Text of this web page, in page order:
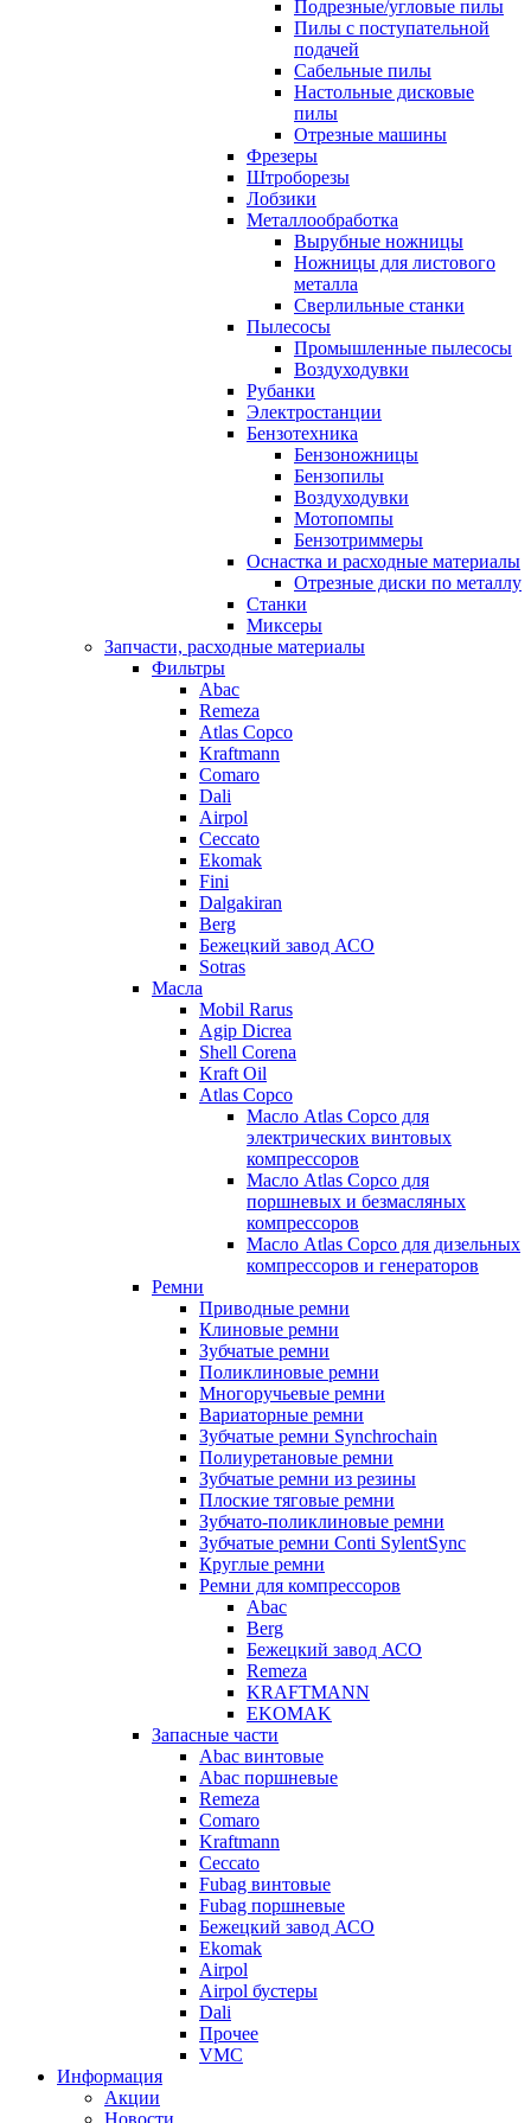
Подрезные/угловые пилы
Пилы с поступательной
подачей
Сабельные пилы
Настольные дисковые
пилы
Отрезные машины
Фрезеры
Штроборезы
Лобзики
Металлообработка
Вырубные ножницы
Ножницы для листового
металла
Сверлильные станки
Пылесосы
Промышленные пылесосы
Воздуходувки
Рубанки
Электростанции
Бензотехника
Бензоножницы
Бензопилы
Воздуходувки
Мотопомпы
Бензотриммеры
Оснастка и расходные материалы
Отрезные диски по металлу
Станки
Миксеры
Запчасти, расходные материалы
Фильтры
Abac
Remeza
Atlas Copco
Kraftmann
Comaro
Dali
Airpol
Ceccato
Ekomak
Fini
Dalgakiran
Berg
Бежецкий завод АСО
Sotras
Масла
Mobil Rarus
Agip Dicrea
Shell Corena
Kraft Oil
Atlas Copco
Масло Atlas Copco для
электрических винтовых
компрессоров
Масло Atlas Copco для
поршневых и безмасляных
компрессоров
Масло Atlas Copco для дизельных
компрессоров и генераторов
Ремни
Приводные ремни
Клиновые ремни
Зубчатые ремни
Поликлиновые ремни
Многоручьевые ремни
Вариаторные ремни
Зубчатые ремни Synchrochain
Полиуретановые ремни
Зубчатые ремни из резины
Плоские тяговые ремни
Зубчато-поликлиновые ремни
Зубчатые ремни Conti SylentSync
Круглые ремни
Ремни для компрессоров
Abac
Berg
Бежецкий завод АСО
Remeza
KRAFTMANN
EKOMAK
Запасные части
Abac винтовые
Abac поршневые
Remeza
Comaro
Kraftmann
Ceccato
Fubag винтовые
Fubag поршневые
Бежецкий завод АСО
Ekomak
Airpol
Airpol бустеры
Dali
Прочее
VMC
Информация
Акции
Новости